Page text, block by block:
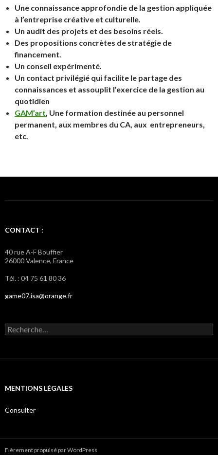
Une connaissance approfondie de la gestion appliquée
à l’entreprise créative et culturelle.
Un audit des projets et des besoins réels.
Des propositions concrètes de stratégie de
financement.
Un conseil expérimenté.
Un contact privilégié qui facilite le partage des
connaissances et assouplit l’exercice de la gestion au
quotidien
GAM’art, Une formation destinée au personnel
permanent, aux membres du CA, aux entrepreneurs,
etc.
CONTACT :
40 rue A-F Bouffier
26000 Valence, France
Tél. : 04 75 61 80 36
game07.isa@orange.fr
R
e
h
r
MENTIONS LÉGALES
Consulter
Fièrement propulsé par WordPress